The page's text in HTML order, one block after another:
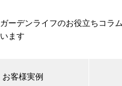
ガーデンライフのお役立ちコラ
います
お客様実例